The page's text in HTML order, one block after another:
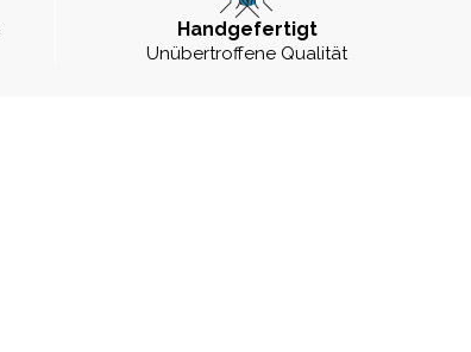
Handgefertigt
Unübertroffene Qualität